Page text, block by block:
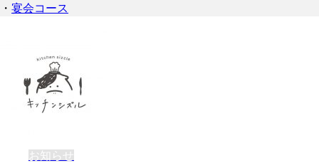
・ 宴会コース
お知らせ